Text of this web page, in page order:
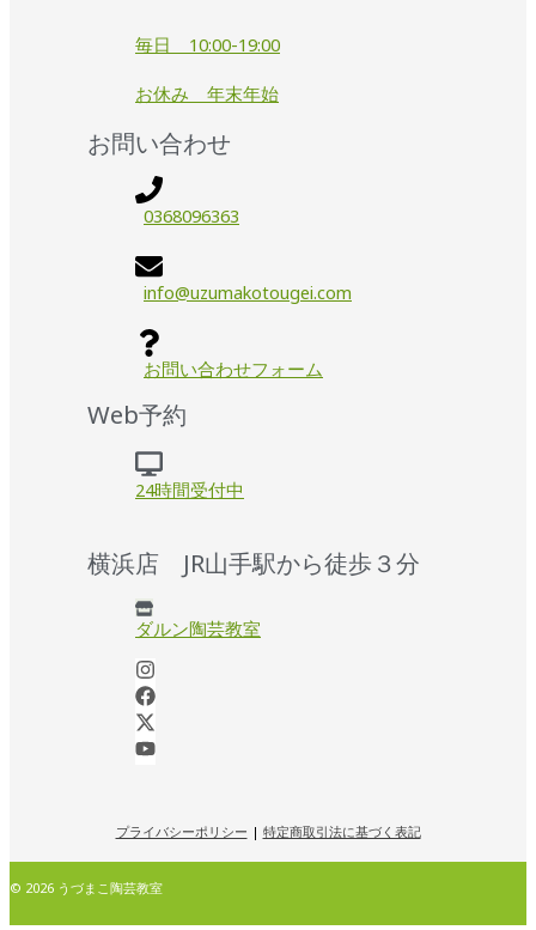
毎日 10:00-19:00
お休み 年末年始
お問い合わせ
0368096363
info@uzumakotougei.com
お問い合わせフォーム
Web予約
24時間受付中
横浜店 JR山手駅から徒歩３分
ダルン陶芸教室
プライバシーポリシー | 特定商取引法に基づく表記
© 2026 うづまこ陶芸教室